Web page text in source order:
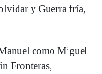
y Guerra fría,
como Miguel
Fronteras,